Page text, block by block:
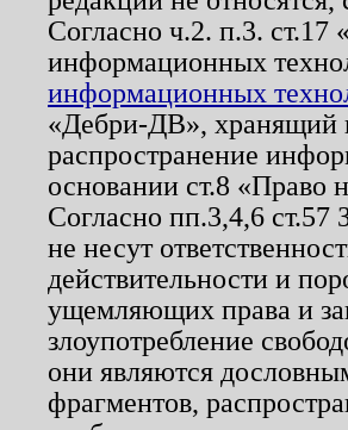
Согласно ч.2. п.3. ст.17
информационных
информационных
«Дебри-ДВ», хранящий
распространение
основании ст.8
Согласно пп.3,4,6
не несут
действительности и
ущемляющих права и
злоупотребление
они являются
фрагментов,